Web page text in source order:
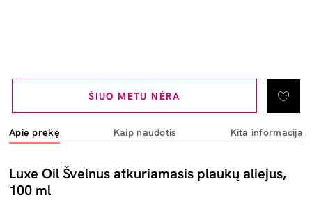
ŠIUO METU NĖRA
Apie prekę Kaip naudotis Kita informacija
Luxe Oil Švelnus atkuriamasis plaukų aliejus,
100 ml